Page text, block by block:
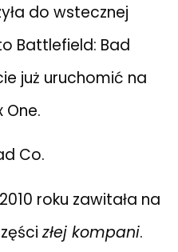
do wstecznej
Battlefield: Bad
już uruchomić na
roku zawitała na
złej kompani.